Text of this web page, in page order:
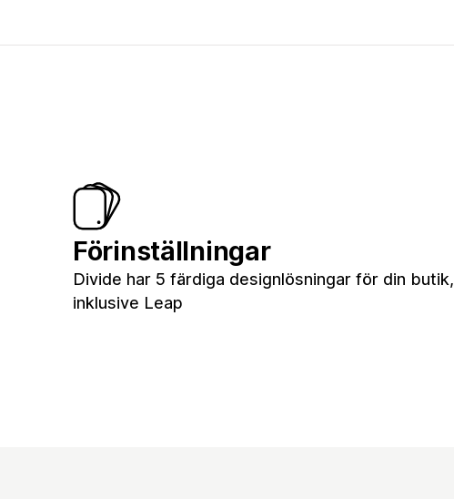
Förinställningar
Divide har 5 färdiga designlösningar för din butik,
inklusive Leap